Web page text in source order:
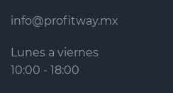
info@profitway.mx
Lunes a viernes
10:00 - 18:00